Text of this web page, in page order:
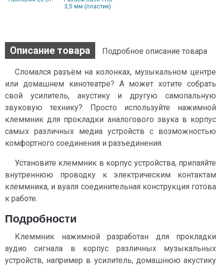
3,5 мм (пластик)
Описание товара Подробное описание товара
Сломался разъём на колонках, музыкальном центре
или домашнем кинотеатре? А может хотите собрать
свой усилитель, акустику и другую самопальную
звуковую технику? Просто используйте нажимной
клеммник для прокладки аналогового звука в корпус
самых различных медиа устройств с возможностью
комфортного соединения и разъединения.
Установите клеммник в корпус устройства, припаяйте
внутреннюю проводку к электрическим контактам
клеммника, и вуаля соединительная конструкция готова
к работе.
Подробности
Клеммник нажимной разработан для прокладки
аудио сигнала в корпус различных музыкальных
устройств, например в усилитель, домашнюю акустику